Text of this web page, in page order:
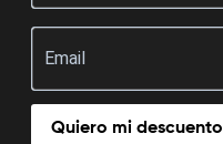
Quiero mi descuento